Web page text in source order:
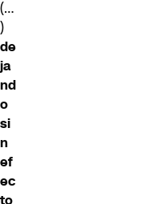
(…
)
de
ja
nd
o
si
n
ef
ec